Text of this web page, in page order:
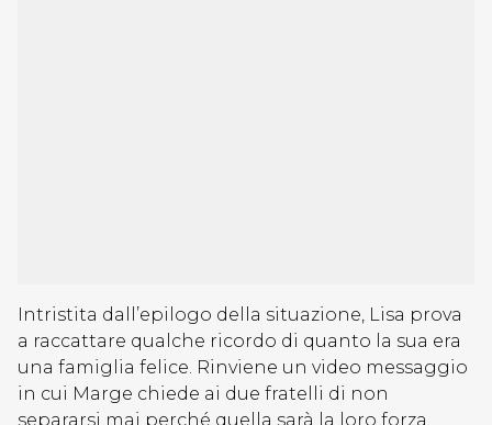
Intristita dall’epilogo della situazione, Lisa prova
a raccattare qualche ricordo di quanto la sua era
una famiglia felice. Rinviene un video messaggio
in cui Marge chiede ai due fratelli di non
separarsi mai perché quella sarà la loro forza.